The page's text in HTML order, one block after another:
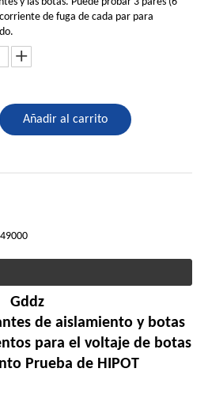
de fuga de cada par para
Añadir al carrito
Gddz
de aislamiento y botas
para el voltaje de botas
Prueba de HIPOT